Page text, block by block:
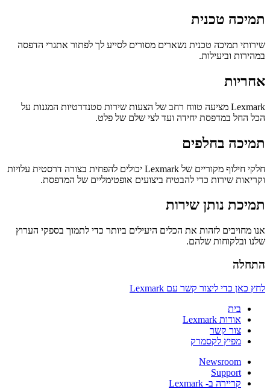
תמיכה טכנית
שירותי תמיכה טכנית נשארים מסורים לסייע לך לפתור אתגרי הדפסה
במהירות וביעילות.
אחריות
Lexmark מציעה טווח רחב של הצעות שירות סטנדרטיות המגנות על
הכל החל במדפסת יחידה ועד לצי שלם של פלט.
תמיכה בחלפים
חלקי חילוף מקוריים של Lexmark יכולים להפחית בצורה דרסטית עלויות
וקריאות שירות כדי להבטיח ביצועים אופטימליים של המדפסת.
תמיכת נותן שירות
אנו מחויבים לזהות את הכלים היעילים ביותר כדי לתמוך בספקי הערוץ
שלנו ובלקוחות שלהם.
התחלה
לחץ כאן כדי ליצור קשר עם Lexmark
בית
אודות Lexmark
צור קשר
מפיץ לקסמרק
Newsroom
Support
קריירה ב- Lexmark